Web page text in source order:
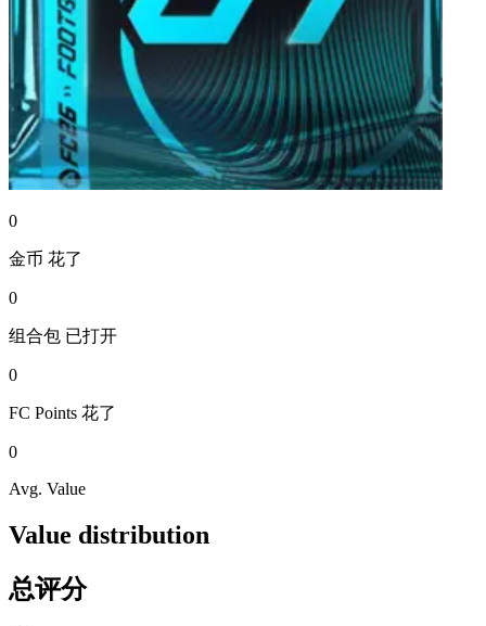
0
金币 花了
0
组合包 已打开
0
FC Points 花了
0
Avg. Value
Value distribution
总评分